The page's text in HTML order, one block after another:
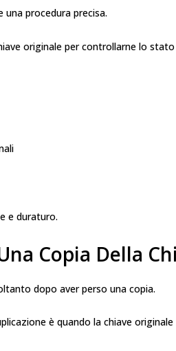
procedura precisa.
originale per controllarne lo stato
e duraturo.
Copia Della
dopo aver perso una copia.
è quando la chiave